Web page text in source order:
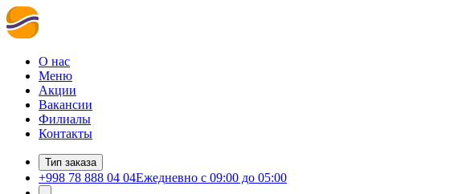
О нас
Меню
Акции
Вакансии
Филиалы
Контакты
Тип заказа
+998 78 888 04 04Ежедневно с 09:00 до 05:00